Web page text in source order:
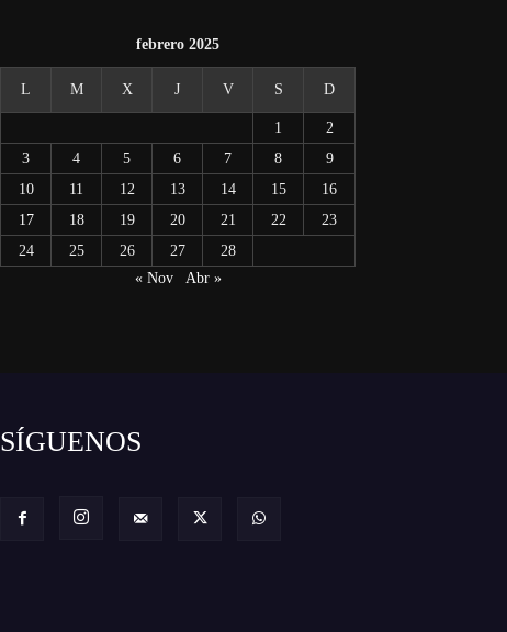
febrero 2025
L M X J V S D
1
2
3
4 5 6 7 8
9
10
11 12 13 14 15
16
17
18 19 20 21 22
23
24
25 26 27
28
« Nov
Abr »
SÍGUENOS